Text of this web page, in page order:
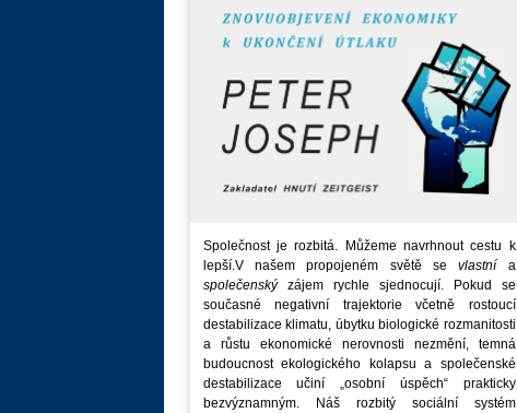
Společnost je rozbitá. Můžeme navrhnout cestu k
lepší.V našem propojeném světě sevlastnía
společenskýzájem rychle sjednocují. Pokud se
současné negativní trajektorie včetně rostoucí
destabilizace klimatu, úbytku biologické rozmanitosti
a růstu ekonomické nerovnosti nezmění, temná
budoucnost ekologického kolapsu a společenské
destabilizace učiní „osobní úspěch“ prakticky
bezvýznamným. Náš rozbitý sociální systém